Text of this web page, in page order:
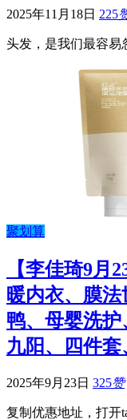
2025年11月18日 225
头发，是我们最容
聚划算
【李佳琦9月
暖内衣、膜
鸭、母婴洗护
九阳、四件套
2025年9月23日 325赞
复制优惠地址，打开